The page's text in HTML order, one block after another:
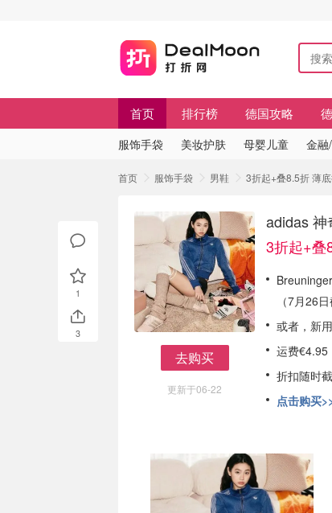
首页 排行榜 德国攻略
服饰手袋 美妆护肤 母婴儿童 金融
首页 服饰手袋 男鞋 3折起+叠8.5折 薄
去购买
更新于06-22
adidas
3折起+叠
（7月26日
或者，新
运费€4.95
折扣随时
点击购买
1
3